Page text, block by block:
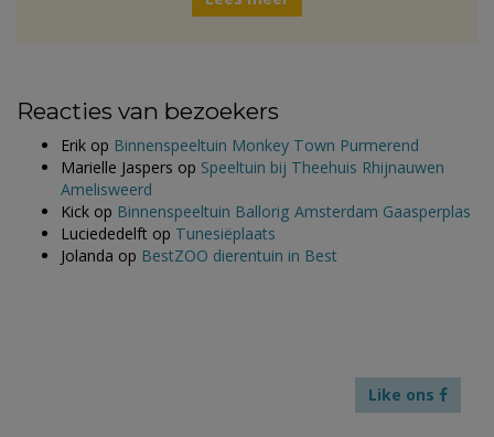
Reacties van bezoekers
Erik op Binnenspeeltuin Monkey Town Purmerend
Marielle Jaspers op Speeltuin bij Theehuis Rhijnauwen
Amelisweerd
Kick op Binnenspeeltuin Ballorig Amsterdam Gaasperplas
Luciededelft op Tunesiëplaats
Jolanda op BestZOO dierentuin in Best
Like ons